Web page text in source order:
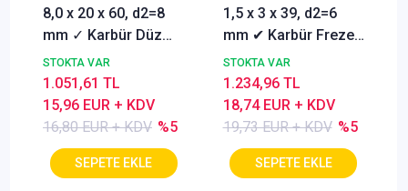
8,0 x 20 x 60, d2=8
mm ✓ Karbür Düz
Freze, Parmak freze
ucu Z=4,TiSiN
Kaplamalı
STOKTA VAR
16,80 EUR + KDV %5
15,96 EUR + KDV
1.051,61 TL
1,5 x 3 x 39, d2=6
mm ✔ Karbür Freze
ucu, Z=3, Kaplamalı,
30°
STOKTA VAR
19,73 EUR + KDV %5
18,74 EUR + KDV
1.234,96 TL